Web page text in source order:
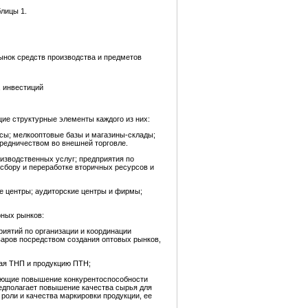
1.
средств производства и предметов
структурные элементы каждого из них:
мелкооптовые базы и магазины-склады;
во внешней торговле.
услуг; предприятия по
и переработке вторичных ресурсов и
центры; аудиторские центры и фирмы;
рынков:
по организации и координации
посредством создания оптовых рынков,
ТНП и продукцию ПТН;
повышение конкурентоспособности
повышение качества сырья для
и качества маркировки продукции, ее